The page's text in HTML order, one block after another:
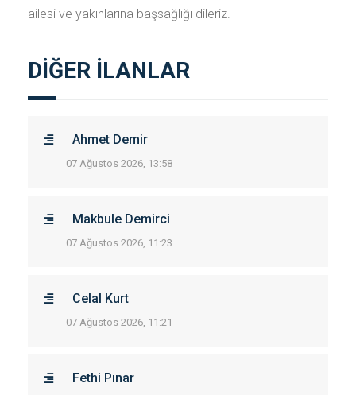
ailesi ve yakınlarına başsağlığı dileriz.
DİĞER İLANLAR
Ahmet Demir
07 Ağustos 2026, 13:58
Makbule Demirci
07 Ağustos 2026, 11:23
Celal Kurt
07 Ağustos 2026, 11:21
Fethi Pınar